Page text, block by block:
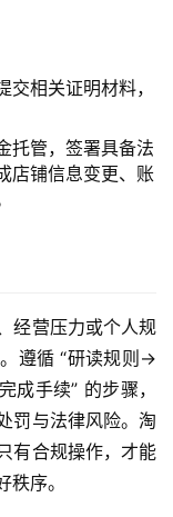
相关证明材料，
托管，签署具备法
店铺信息变更、账
经营压力或个人规
遵循 “研读规则→
手续” 的步骤，
罚与法律风险。淘
有合规操作，才能
序。